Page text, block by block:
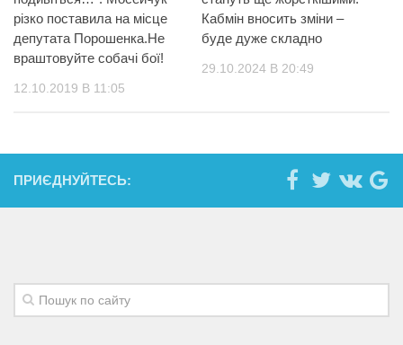
різко поставила на місце
депутата Порошенка.Не
враштовуйте собачі бої!
12.10.2019 В 11:05
Кабмін вносить зміни –
буде дуже складно
29.10.2024 В 20:49
ПРИЄДНУЙТЕСЬ: